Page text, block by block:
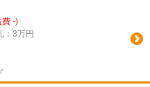
費 -)
：3万円